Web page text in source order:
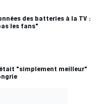
des batteries à la TV :
les fans"
"simplement meilleur"